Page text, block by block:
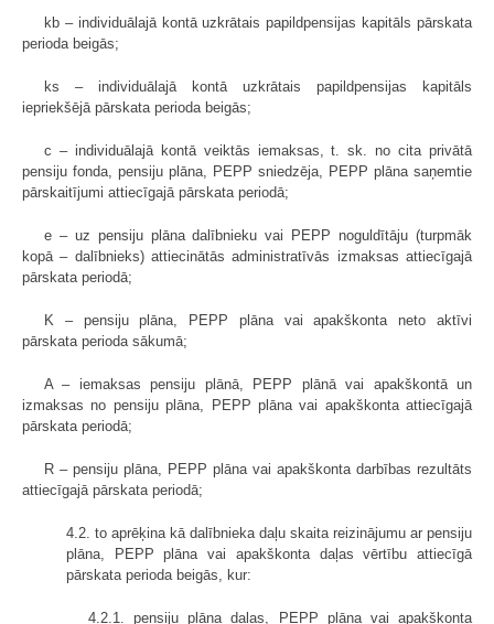
kb – individuālajā kontā uzkrātais papildpensijas kapitāls pārskata
perioda beigās;
ks – individuālajā kontā uzkrātais papildpensijas kapitāls
iepriekšējā pārskata perioda beigās;
c – individuālajā kontā veiktās iemaksas, t. sk. no cita privātā
pensiju fonda, pensiju plāna, PEPP sniedzēja, PEPP plāna saņemtie
pārskaitījumi attiecīgajā pārskata periodā;
e – uz pensiju plāna dalībnieku vai PEPP noguldītāju (turpmāk
kopā – dalībnieks) attiecinātās administratīvās izmaksas attiecīgajā
pārskata periodā;
K – pensiju plāna, PEPP plāna vai apakškonta neto aktīvi
pārskata perioda sākumā;
A – iemaksas pensiju plānā, PEPP plānā vai apakškontā un
izmaksas no pensiju plāna, PEPP plāna vai apakškonta attiecīgajā
pārskata periodā;
R – pensiju plāna, PEPP plāna vai apakškonta darbības rezultāts
attiecīgajā pārskata periodā;
4.2. to aprēķina kā dalībnieka daļu skaita reizinājumu ar pensiju
plāna, PEPP plāna vai apakškonta daļas vērtību attiecīgā
pārskata perioda beigās, kur:
4.2.1. pensiju plāna daļas, PEPP plāna vai apakškonta